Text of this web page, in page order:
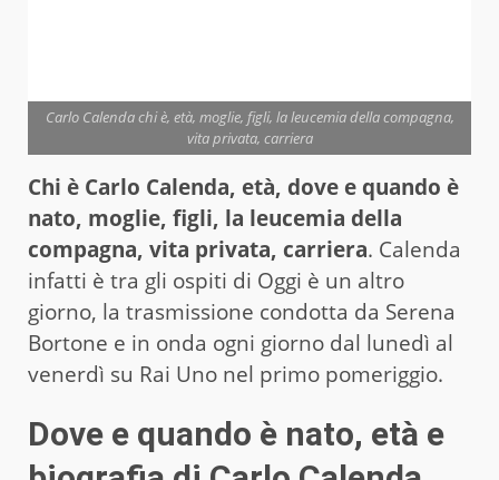
Carlo Calenda chi è, età, moglie, figli, la leucemia della compagna,
vita privata, carriera
Chi è Carlo Calenda, età, dove e quando è
nato, moglie, figli, la leucemia della
compagna, vita privata, carriera. Calenda
infatti è tra gli ospiti di Oggi è un altro
giorno, la trasmissione condotta da Serena
Bortone e in onda ogni giorno dal lunedì al
venerdì su Rai Uno nel primo pomeriggio.
Dove e quando è nato, età e